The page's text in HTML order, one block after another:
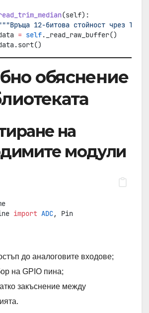
(self):
12-битова стойност чрез
= self._read_raw_buffer()
= data[3:8]
Намиране на средно-аритметично
= sum (middle_5)
обяснение
на
модули
import ADC, Pin
до аналоговите входове;
на GPIO пина;
закъснение между